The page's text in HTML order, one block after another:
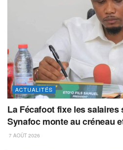
ACTUALITÉS
La Fécafoot fixe les
Synafoc monte au créneau
7 AOÛT 2026